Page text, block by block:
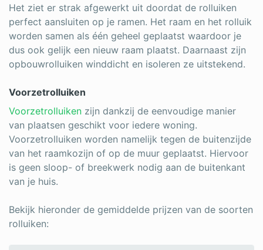
Het ziet er strak afgewerkt uit doordat de rolluiken
perfect aansluiten op je ramen. Het raam en het rolluik
worden samen als één geheel geplaatst waardoor je
dus ook gelijk een nieuw raam plaatst. Daarnaast zijn
opbouwrolluiken winddicht en isoleren ze uitstekend.
Voorzetrolluiken
Voorzetrolluiken zijn dankzij de eenvoudige manier
van plaatsen geschikt voor iedere woning.
Voorzetrolluiken worden namelijk tegen de buitenzijde
van het raamkozijn of op de muur geplaatst. Hiervoor
is geen sloop- of breekwerk nodig aan de buitenkant
van je huis.
Bekijk hieronder de gemiddelde prijzen van de soorten
rolluiken: